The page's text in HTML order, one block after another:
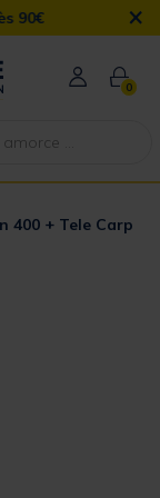
×
0
400 + Tele Carp